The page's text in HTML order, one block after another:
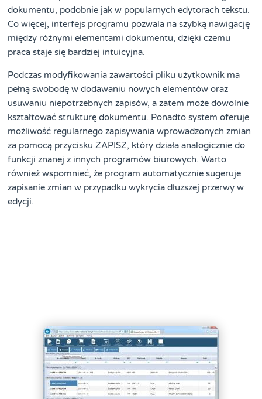
dokumentu, podobnie jak w popularnych edytorach tekstu.
Co więcej, interfejs programu pozwala na szybką nawigację
między różnymi elementami dokumentu, dzięki czemu
praca staje się bardziej intuicyjna.
Podczas modyfikowania zawartości pliku użytkownik ma
pełną swobodę w dodawaniu nowych elementów oraz
usuwaniu niepotrzebnych zapisów, a zatem może dowolnie
kształtować strukturę dokumentu. Ponadto system oferuje
możliwość regularnego zapisywania wprowadzonych zmian
za pomocą przycisku ZAPISZ, który działa analogicznie do
funkcji znanej z innych programów biurowych. Warto
również wspomnieć, że program automatycznie sugeruje
zapisanie zmian w przypadku wykrycia dłuższej przerwy w
edycji.